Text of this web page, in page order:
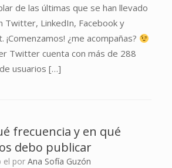
de las últimas que se han llevado
Twitter, LinkedIn, Facebook y
¡Comenzamos! ¿me acompañas?
Twitter cuenta con más de 288
usuarios […]
frecuencia y en qué
debo publicar
el por Ana Sofía Guzón